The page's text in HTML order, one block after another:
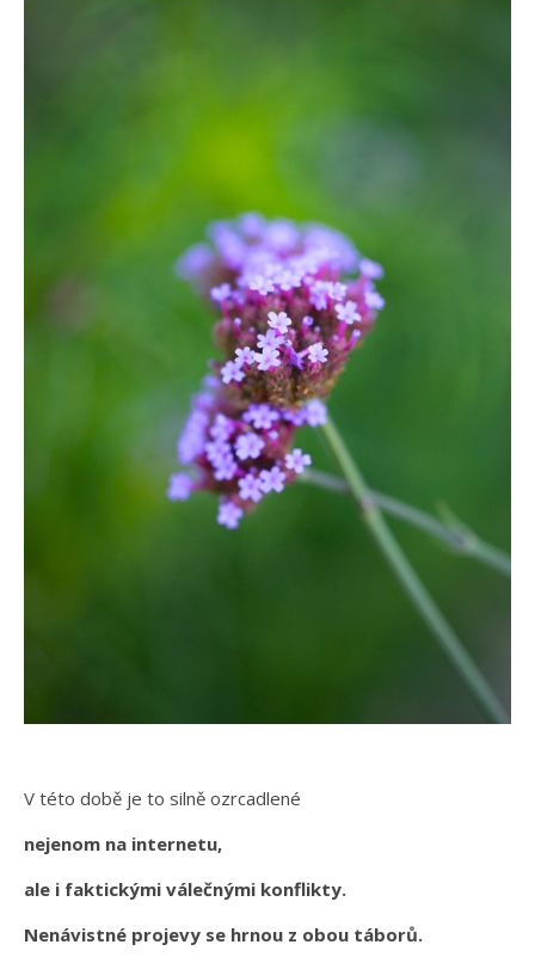
V této době je to silně ozrcadlené
nejenom na internetu,
ale i faktickými válečnými konflikty.
Nenávistné projevy se hrnou z obou táborů.